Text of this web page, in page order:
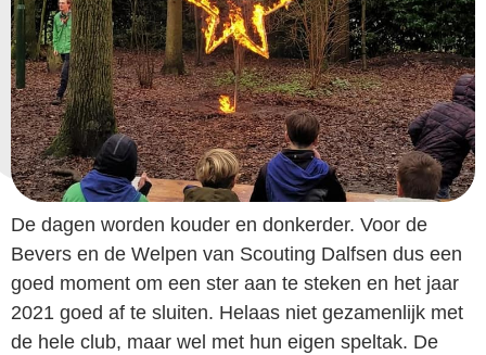
De dagen worden kouder en donkerder. Voor de
Bevers en de Welpen van Scouting Dalfsen dus een
goed moment om een ster aan te steken en het jaar
2021 goed af te sluiten. Helaas niet gezamenlijk met
de hele club, maar wel met hun eigen speltak. De